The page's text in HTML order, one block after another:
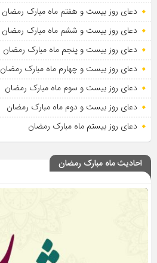
دعای روز بیست و هفتم ماه مبارک رمضان
دعای روز بیست و ششم ماه مبارک رمضان
دعای روز بیست و پنجم ماه مبارک رمضان
دعای روز بیست و چهارم ماه مبارک رمضان
دعای روز بیست و سوم ماه مبارک رمضان
دعای روز بیست و دوم ماه مبارک رمضان
دعای روز بیستم ماه مبارک رمضان
احادیث ماه مبارک رمضان